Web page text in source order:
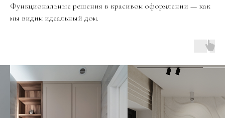
Функциональные решения в красивом оформлении — как
мы видим идеальный дом.